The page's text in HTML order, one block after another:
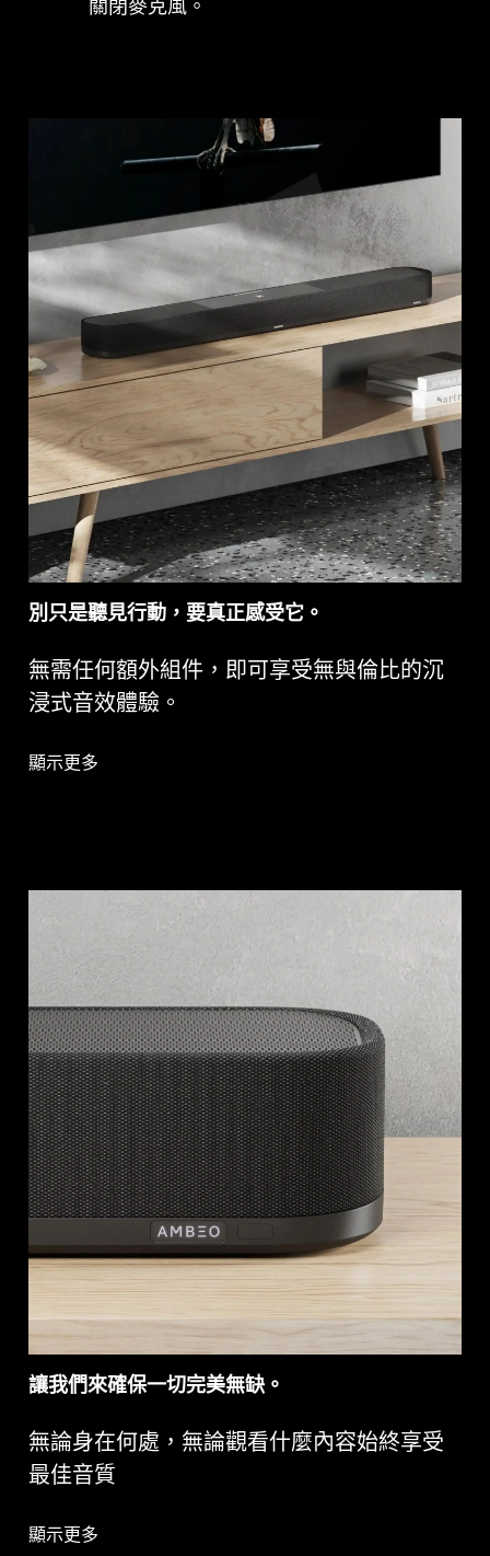
關閉麥克風。
別只是聽見行動，要真正感受它。
無需任何額外組件，即可享受無與倫比的沉
浸式音效體驗。
顯示更多
讓我們來確保一切完美無缺。
無論身在何處，無論觀看什麼內容始終享受
最佳音質
顯示更多